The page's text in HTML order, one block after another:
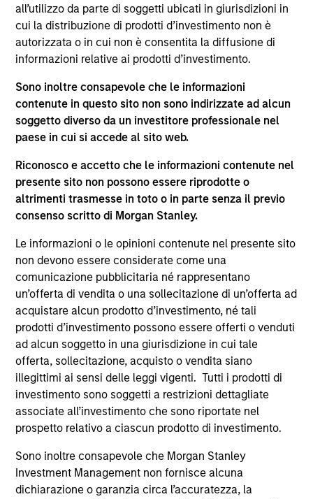
all’utilizzo da parte di soggetti ubicati in giurisdizioni in
cui la distribuzione di prodotti d’investimento non è
autorizzata o in cui non è consentita la diffusione di
informazioni relative ai prodotti d’investimento.
Sono inoltre consapevole che le informazioni
contenute in questo sito non sono indirizzate ad alcun
soggetto diverso da un investitore professionale nel
paese in cui si accede al sito web.
Riconosco e accetto che le informazioni contenute nel
presente sito non possono essere riprodotte o
altrimenti trasmesse in toto o in parte senza il previo
consenso scritto di Morgan Stanley.
Le informazioni o le opinioni contenute nel presente sito
non devono essere considerate come una
comunicazione pubblicitaria né rappresentano
un’offerta di vendita o una sollecitazione di un’offerta ad
acquistare alcun prodotto d’investimento, né tali
prodotti d’investimento possono essere offerti o venduti
ad alcun soggetto in una giurisdizione in cui tale
offerta, sollecitazione, acquisto o vendita siano
illegittimi ai sensi delle leggi vigenti. Tutti i prodotti di
investimento sono soggetti a restrizioni dettagliate
associate all’investimento che sono riportate nel
prospetto relativo a ciascun prodotto di investimento.
Sono inoltre consapevole che Morgan Stanley
Investment Management non fornisce alcuna
dichiarazione o garanzia circa l’accuratezza, la
WEBINAR
Webinar trimestrale del The BEAT™ –
Luglio 2026
Guarda la replica per ascoltare i nostri relatori
discutere perché rendimenti più elevati,
dispersione dei mercati e selezione attiva nel
reddito fisso possono creare interessanti
22-LUG-2026
TRIMESTRALE